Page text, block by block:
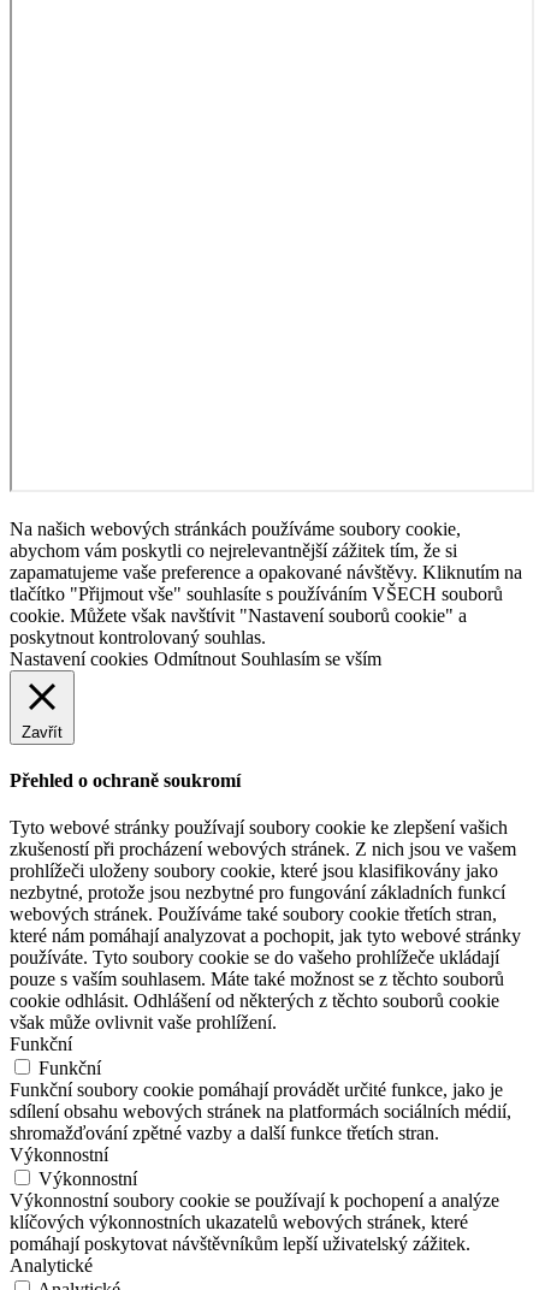
Na našich webových stránkách používáme soubory cookie,
abychom vám poskytli co nejrelevantnější zážitek tím, že si
zapamatujeme vaše preference a opakované návštěvy. Kliknutím na
tlačítko "Přijmout vše" souhlasíte s používáním VŠECH souborů
cookie. Můžete však navštívit "Nastavení souborů cookie" a
poskytnout kontrolovaný souhlas.
Nastavení cookies Odmítnout Souhlasím se vším
Zavřít
Přehled o ochraně soukromí
Tyto webové stránky používají soubory cookie ke zlepšení vašich
zkušeností při procházení webových stránek. Z nich jsou ve vašem
prohlížeči uloženy soubory cookie, které jsou klasifikovány jako
nezbytné, protože jsou nezbytné pro fungování základních funkcí
webových stránek. Používáme také soubory cookie třetích stran,
které nám pomáhají analyzovat a pochopit, jak tyto webové stránky
používáte. Tyto soubory cookie se do vašeho prohlížeče ukládají
pouze s vaším souhlasem. Máte také možnost se z těchto souborů
cookie odhlásit. Odhlášení od některých z těchto souborů cookie
však může ovlivnit vaše prohlížení.
Funkční
Funkční
Funkční soubory cookie pomáhají provádět určité funkce, jako je
sdílení obsahu webových stránek na platformách sociálních médií,
shromažďování zpětné vazby a další funkce třetích stran.
Výkonnostní
Výkonnostní
Výkonnostní soubory cookie se používají k pochopení a analýze
klíčových výkonnostních ukazatelů webových stránek, které
pomáhají poskytovat návštěvníkům lepší uživatelský zážitek.
Analytické